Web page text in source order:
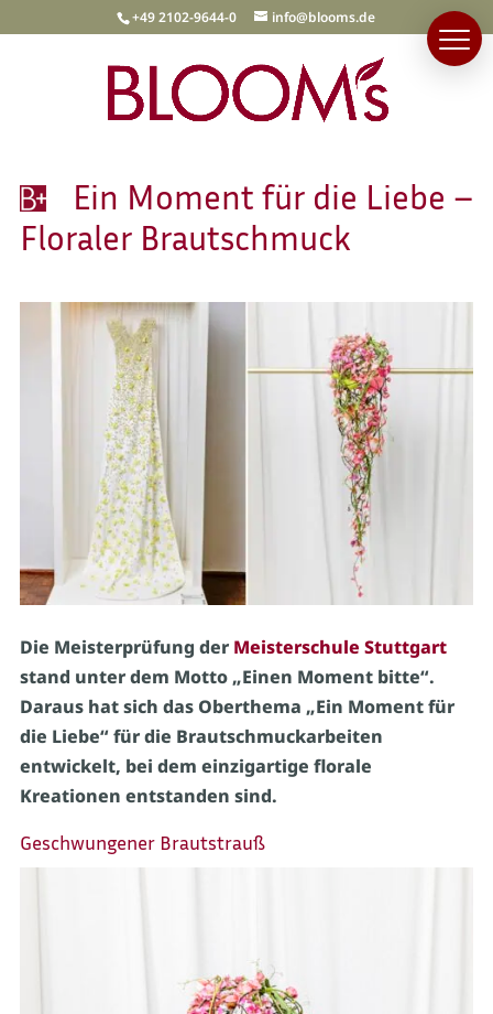
+49 2102-9644-0 info@blooms.de
Ein Moment für die Liebe –
Floraler Brautschmuck
Die Meisterprüfung der Meisterschule Stuttgart
stand unter dem Motto „Einen Moment bitte“.
Daraus hat sich das Oberthema „Ein Moment für
die Liebe“ für die Brautschmuckarbeiten
entwickelt, bei dem einzigartige florale
Kreationen entstanden sind.
Geschwungener Brautstrauß